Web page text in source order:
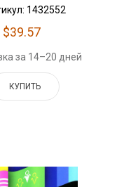
1432552
$39.57
за 14–20 дней
КУПИТЬ